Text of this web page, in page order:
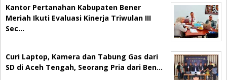
Kantor Pertanahan Kabupaten Bener
Meriah Ikuti Evaluasi Kinerja Triwulan III
Sec…
Curi Laptop, Kamera dan Tabung Gas dari
SD di Aceh Tengah, Seorang Pria dari Ben…